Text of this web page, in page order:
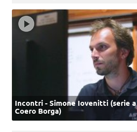
Incontri - Simone Iovenitti (serie
Coero Borga)